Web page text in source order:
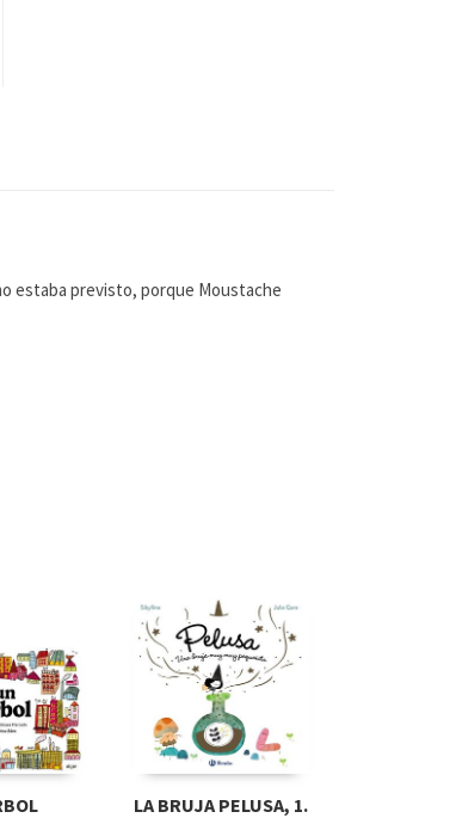
estaba previsto, porque Moustache
LA BRUJA PELUSA, 1.